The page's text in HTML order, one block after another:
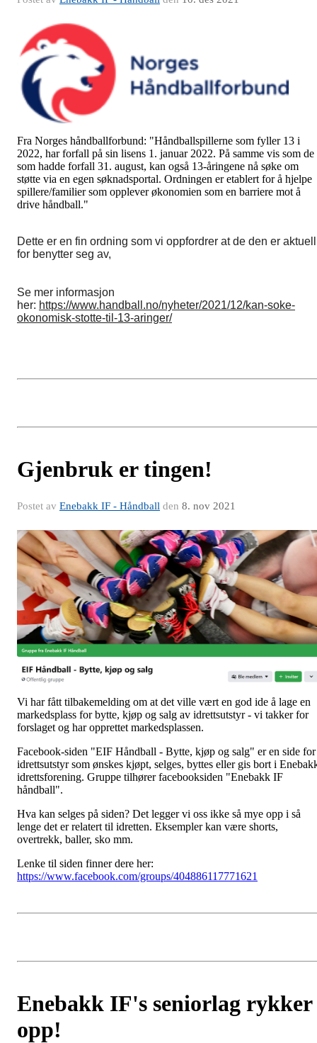
Fra Norges håndballforbund: "Håndballspillerne som fyller 13 i
2022, har forfall på sin lisens 1. januar 2022. På samme vis som de
som hadde forfall 31. august, kan også 13-åringene nå søke om
støtte via en egen søknadsportal. Ordningen er etablert for å hjelpe
spillere/familier som opplever økonomien som en barriere mot å
drive håndball."
Dette er en fin ordning som vi oppfordrer at de den er aktuell
for benytter seg av,
Se mer informasjon
her: https://www.handball.no/nyheter/2021/12/kan-soke-
okonomisk-stotte-til-13-aringer/
Gjenbruk er tingen!
Postet av Enebakk IF - Håndball den 8. nov 2021
Vi har fått tilbakemelding om at det ville vært en god ide å lage en
markedsplass for bytte, kjøp og salg av idrettsutstyr - vi takker for
forslaget og har opprettet markedsplassen.
Facebook-siden "EIF Håndball - Bytte, kjøp og salg" er en side for
idrettsutstyr som ønskes kjøpt, selges, byttes eller gis bort i
idrettsforening. Gruppe tilhører facebooksiden "Enebakk IF
håndball".
Hva kan selges på siden? Det legger vi oss ikke så mye opp i så
lenge det er relatert til idretten. Eksempler kan være shorts,
overtrekk, baller, sko mm.
Lenke til siden finner dere her:
https://www.facebook.com/groups/404886117771621
Enebakk IF's seniorlag rykker
opp!